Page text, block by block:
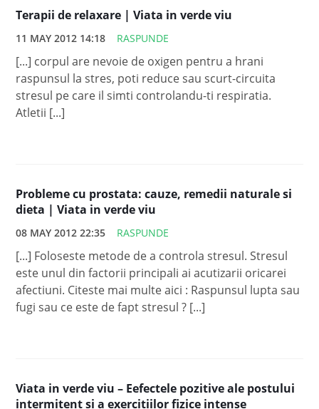
Terapii de relaxare | Viata in verde viu
11 MAY 2012 14:18 RASPUNDE
[...] corpul are nevoie de oxigen pentru a hrani
raspunsul la stres, poti reduce sau scurt-circuita
stresul pe care il simti controlandu-ti respiratia.
Atletii [...]
Probleme cu prostata: cauze, remedii naturale si
dieta | Viata in verde viu
08 MAY 2012 22:35 RASPUNDE
[...] Foloseste metode de a controla stresul. Stresul
este unul din factorii principali ai acutizarii oricarei
afectiuni. Citeste mai multe aici : Raspunsul lupta sau
fugi sau ce este de fapt stresul ? [...]
Viata in verde viu – Eefectele pozitive ale postului
intermitent si a exercitiilor fizice intense